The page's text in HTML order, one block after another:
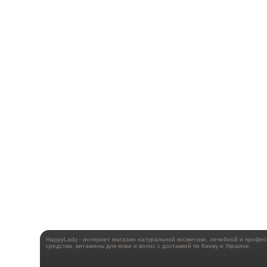
HappyLady - интернет магазин натуральной косметики, лечебной и
средства, витамины для кожи и волос с доставкой по Киеву и Украине.